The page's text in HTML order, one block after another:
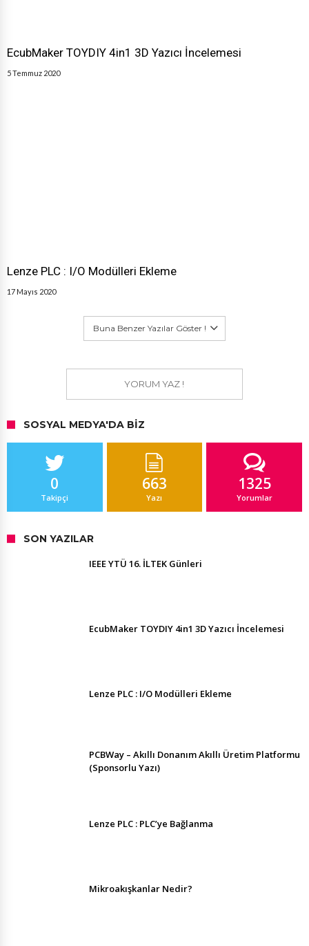
EcubMaker TOYDIY 4in1 3D Yazıcı İncelemesi
5 Temmuz 2020
Lenze PLC : I/O Modülleri Ekleme
17 Mayıs 2020
Buna Benzer Yazılar Göster !
YORUM YAZ !
SOSYAL MEDYA'DA BIZ
0
Takipçi
663
Yazı
1325
Yorumlar
SON YAZILAR
IEEE YTÜ 16. İLTEK Günleri
EcubMaker TOYDIY 4in1 3D Yazıcı İncelemesi
Lenze PLC : I/O Modülleri Ekleme
PCBWay – Akıllı Donanım Akıllı Üretim Platformu
(Sponsorlu Yazı)
Lenze PLC : PLC’ye Bağlanma
Mikroakışkanlar Nedir?